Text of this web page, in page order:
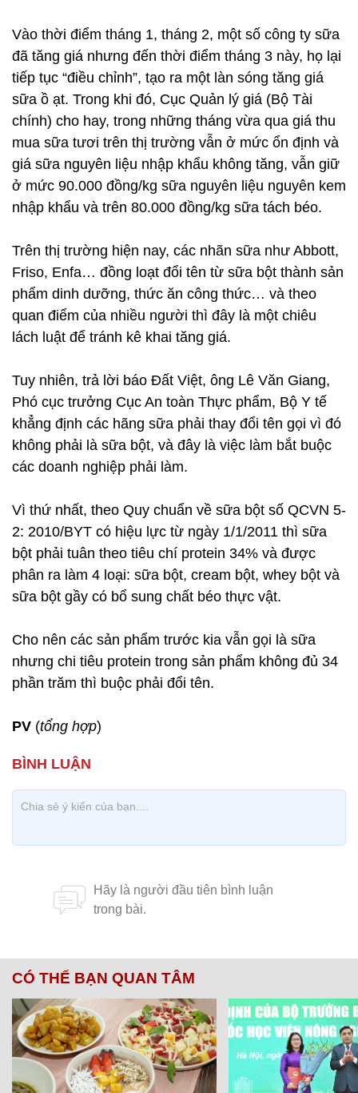
Vào thời điểm tháng 1, tháng 2, một số công ty sữa
đã tăng giá nhưng đến thời điểm tháng 3 này, họ lại
tiếp tục “điều chỉnh”, tạo ra một làn sóng tăng giá
sữa ồ ạt. Trong khi đó, Cục Quản lý giá (Bộ Tài
chính) cho hay, trong những tháng vừa qua giá thu
mua sữa tươi trên thị trường vẫn ở mức ổn định và
giá sữa nguyên liệu nhập khẩu không tăng, vẫn giữ
ở mức 90.000 đồng/kg sữa nguyên liệu nguyên kem
nhập khẩu và trên 80.000 đồng/kg sữa tách béo.
Trên thị trường hiện nay, các nhãn sữa như Abbott,
Friso, Enfa… đồng loạt đổi tên từ sữa bột thành sản
phẩm dinh dưỡng, thức ăn công thức… và theo
quan điểm của nhiều người thì đây là một chiêu
lách luật để tránh kê khai tăng giá.
Tuy nhiên, trả lời báo Đất Việt, ông Lê Văn Giang,
Phó cục trưởng Cục An toàn Thực phẩm, Bộ Y tế
khẳng định các hãng sữa phải thay đổi tên gọi vì đó
không phải là sữa bột, và đây là việc làm bắt buộc
các doanh nghiệp phải làm.
Vì thứ nhất, theo Quy chuẩn về sữa bột số QCVN 5-
2: 2010/BYT có hiệu lực từ ngày 1/1/2011 thì sữa
bột phải tuân theo tiêu chí protein 34% và được
phân ra làm 4 loại: sữa bột, cream bột, whey bột và
sữa bột gầy có bổ sung chất béo thực vật.
Cho nên các sản phẩm trước kia vẫn gọi là sữa
nhưng chi tiêu protein trong sản phẩm không đủ 34
phần trăm thì buộc phải đổi tên.
PV (tổng hợp)
CÓ THỂ BẠN QUAN TÂM